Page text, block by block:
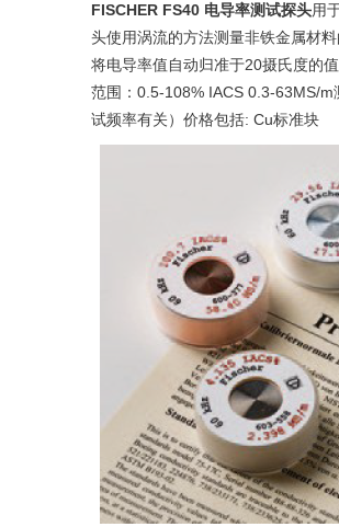
FISCHER FS40 电导率测试探头用
头使用涡流的方法测量非铁金属材
将电导率值自动归准于20摄氏度的
范围：0.5-108% IACS 0.3-63MS/
试频率有关）价格包括: Cu标准块